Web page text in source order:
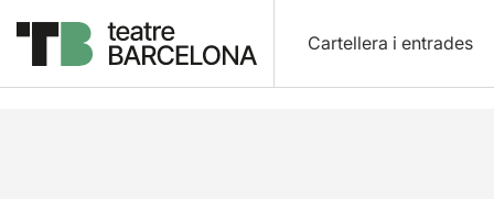
Cartellera i entrades